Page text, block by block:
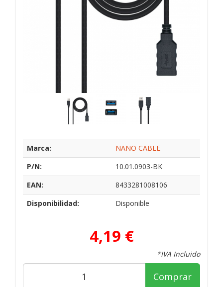
Marca:
NANO CABLE
P/N:
10.01.0903-BK
EAN:
8433281008106
Disponibilidad:
Disponible
4,19 €
*IVA Incluido
Comprar